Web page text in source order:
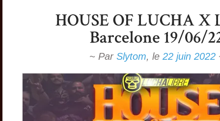
~ Par Slytom, le 22 juin 2022